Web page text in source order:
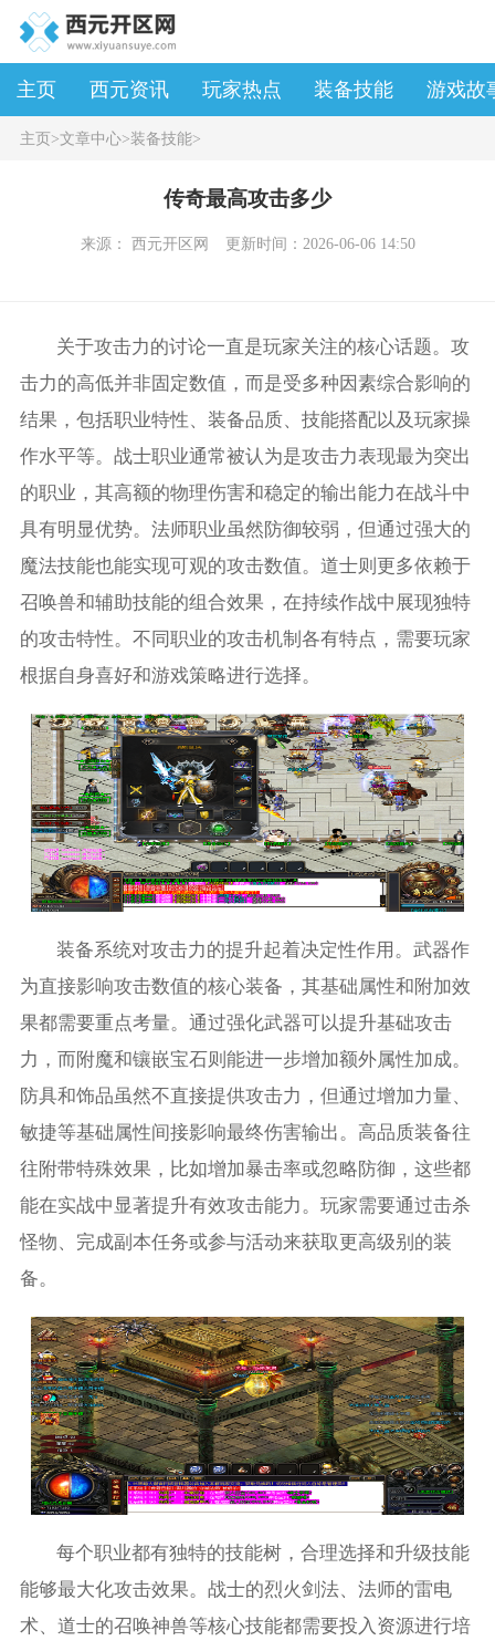
主页 西元资讯 玩家热点 装备技能 游戏故
主页>文章中心>装备技能>
传奇最高攻击多少
来源： 西元开区网 更新时间：2026-06-06 14:50
关于攻击力的讨论一直是玩家关注的核心话题。攻
击力的高低并非固定数值，而是受多种因素综合影响的
结果，包括职业特性、装备品质、技能搭配以及玩家操
作水平等。战士职业通常被认为是攻击力表现最为突出
的职业，其高额的物理伤害和稳定的输出能力在战斗中
具有明显优势。法师职业虽然防御较弱，但通过强大的
魔法技能也能实现可观的攻击数值。道士则更多依赖于
召唤兽和辅助技能的组合效果，在持续作战中展现独特
的攻击特性。不同职业的攻击机制各有特点，需要玩家
根据自身喜好和游戏策略进行选择。
装备系统对攻击力的提升起着决定性作用。武器作
为直接影响攻击数值的核心装备，其基础属性和附加效
果都需要重点考量。通过强化武器可以提升基础攻击
力，而附魔和镶嵌宝石则能进一步增加额外属性加成。
防具和饰品虽然不直接提供攻击力，但通过增加力量、
敏捷等基础属性间接影响最终伤害输出。高品质装备往
往附带特殊效果，比如增加暴击率或忽略防御，这些都
能在实战中显著提升有效攻击能力。玩家需要通过击杀
怪物、完成副本任务或参与活动来获取更高级别的装
备。
每个职业都有独特的技能树，合理选择和升级技能
能够最大化攻击效果。战士的烈火剑法、法师的雷电
术、道士的召唤神兽等核心技能都需要投入资源进行培